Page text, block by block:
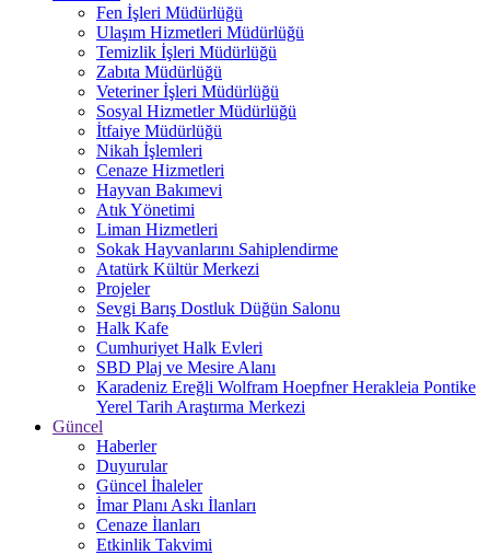
Fen İşleri Müdürlüğü
Ulaşım Hizmetleri Müdürlüğü
Temizlik İşleri Müdürlüğü
Zabıta Müdürlüğü
Veteriner İşleri Müdürlüğü
Sosyal Hizmetler Müdürlüğü
İtfaiye Müdürlüğü
Nikah İşlemleri
Cenaze Hizmetleri
Hayvan Bakımevi
Atık Yönetimi
Liman Hizmetleri
Sokak Hayvanlarını Sahiplendirme
Atatürk Kültür Merkezi
Projeler
Sevgi Barış Dostluk Düğün Salonu
Halk Kafe
Cumhuriyet Halk Evleri
SBD Plaj ve Mesire Alanı
Karadeniz Ereğli Wolfram Hoepfner Herakleia Pontike
Yerel Tarih Araştırma Merkezi
Güncel
Haberler
Duyurular
Güncel İhaleler
İmar Planı Askı İlanları
Cenaze İlanları
Etkinlik Takvimi